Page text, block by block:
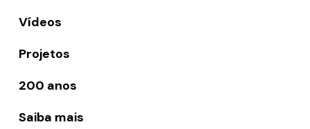
Vídeos
Projetos
200 anos
Saiba mais